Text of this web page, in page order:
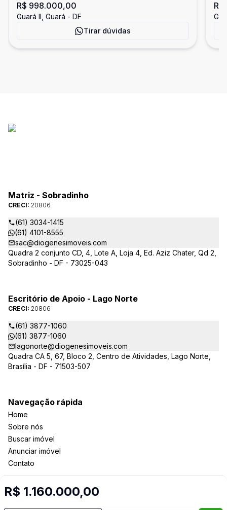
sendo 1 suíte - 2 vagas - Varanda -
aceita financiamento - Guará II
R$ 998.000,00
Guará II, Guará - DF
Tirar dúvidas
-
R$ 1.160.000,00
Matriz - Sobradinho
CRECI: 20806
(61) 3034-1415
(61) 4101-8555
sac@diogenesimoveis.com
Quadra 2 conjunto CD, 4, Lote A, Loja 4, Ed. Aziz Chater, Qd 2,
Sobradinho - DF - 73025-043
Escritório de Apoio - Lago Norte
CRECI: 20806
(61) 3877-1060
(61) 3877-1060
lagonorte@diogenesimoveis.com
Quadra CA 5, 67, Bloco 2, Centro de Atividades, Lago Norte,
Brasília - DF - 71503-507
Navegação rápida
Home
Sobre nós
Buscar imóvel
Anunciar imóvel
Contato